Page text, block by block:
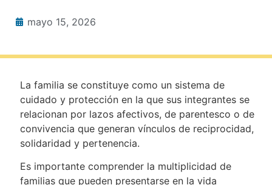
mayo 15, 2026
La familia se constituye como un sistema de
cuidado y protección en la que sus integrantes se
relacionan por lazos afectivos, de parentesco o de
convivencia que generan vínculos de reciprocidad,
solidaridad y pertenencia.
Es importante comprender la multiplicidad de
familias que pueden presentarse en la vida